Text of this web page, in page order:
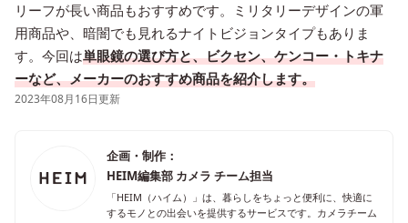
リーフが長い商品もおすすめです。ミリタリーデザインの軍
用商品や、暗闇でも見れるナイトビジョンタイプもありま
す。今回は単眼鏡の選び方と、ビクセン、ケンコー・トキナ
ーなど、メーカーのおすすめ商品を紹介します。
2023年08月16日更新
企画・制作：
HEIM編集部 カメラ チーム担当
「HEIM（ハイム）」は、暮らしをちょっと便利に、快適に
するモノとの出会いを提供するサービスです。カメラチーム